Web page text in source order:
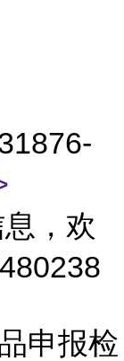
，欢
申报检